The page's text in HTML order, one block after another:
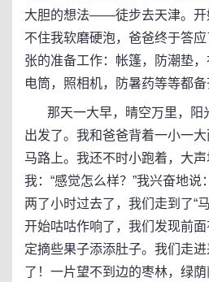
大胆的想法——徒步去天津。开
不住我软磨硬泡，爸爸终于答
张的准备工作：帐篷，防潮垫
电筒，照相机，防暑药等等都备
那天一大早，晴空万里，阳
出发了。我和爸爸背着一小一
马路上。我还不时小跑着，大
我：“感觉怎么样？”我兴奋地说
两了小时过去了，我们走到了“
开始咕咕作响了，我们发现前
定摘些果子添添肚子。我们走
了！一片望不到边的枣林，绿